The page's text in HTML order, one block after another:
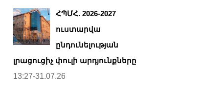
ՀՊՄՀ. 2026-2027
ուստարվա
ընդունելության
լրացուցիչ փուլի արդյունքները
13:27-31.07.26